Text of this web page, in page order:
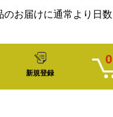
お届けに通常より日
新規登録
0